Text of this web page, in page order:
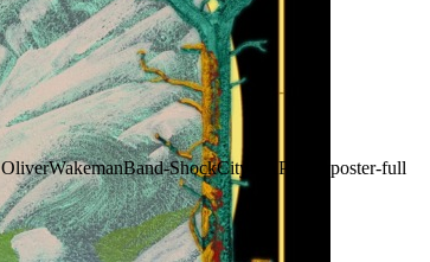
OliverWakemanBand-ShockCity-FAPTour-poster-full